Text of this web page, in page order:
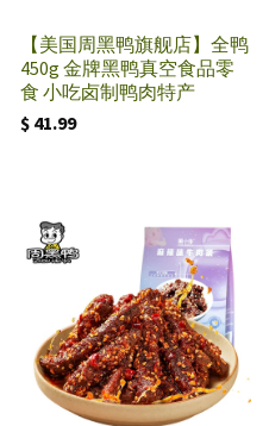
【美国周黑鸭旗舰店】全鸭
450g 金牌黑鸭真空食品零
食 小吃卤制鸭肉特产
$ 41.99